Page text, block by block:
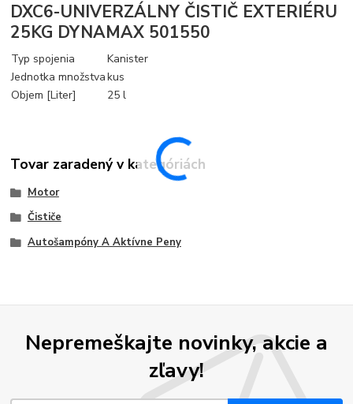
DXC6-UNIVERZÁLNY ČISTIČ EXTERIÉRU
25KG DYNAMAX 501550
Typ spojenia
Kanister
Jednotka množstvakus
Objem [Liter]
25 l
Tovar zaradený v kategóriách
Motor
Čističe
Autošampóny A Aktívne Peny
Nepremeškajte novinky, akcie a
zľavy!